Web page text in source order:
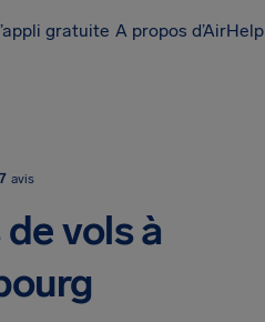
gratuite A propos d’AirHelp
avis
vols à